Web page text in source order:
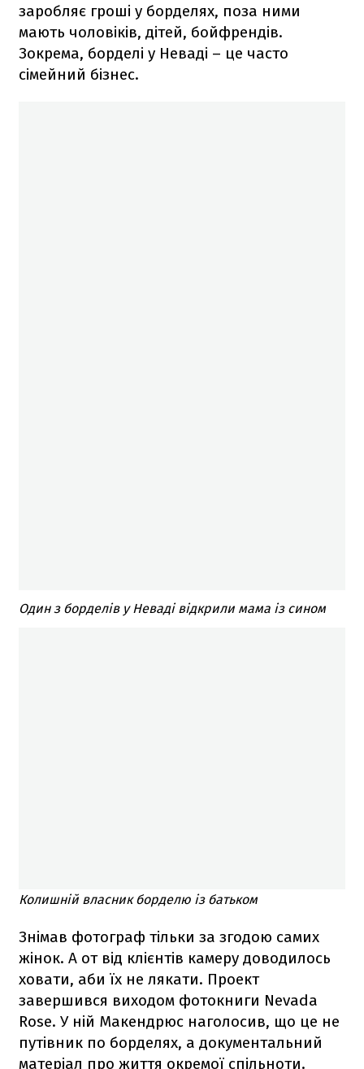
заробляє гроші у борделях, поза ними
мають чоловіків, дітей, бойфрендів.
Зокрема, борделі у Неваді – це часто
сімейний бізнес.
Один з борделів у Неваді відкрили мама із сином
Колишній власник борделю із батьком
Знімав фотограф тільки за згодою самих
жінок. А от від клієнтів камеру доводилось
ховати, аби їх не лякати. Проект
завершився виходом фотокниги Nevada
Rose. У ній Макендрюс наголосив, що це не
путівник по борделях, а документальний
матеріал про життя окремої спільноти.